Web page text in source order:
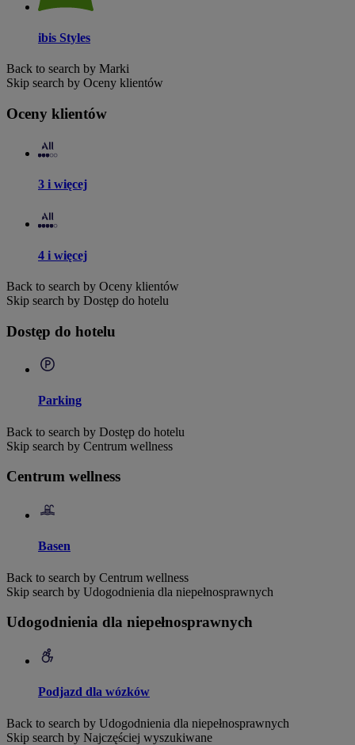
ibis Styles
Back to search by Marki
Skip search by Oceny klientów
Oceny klientów
3 i więcej
4 i więcej
Back to search by Oceny klientów
Skip search by Dostęp do hotelu
Dostęp do hotelu
Parking
Back to search by Dostęp do hotelu
Skip search by Centrum wellness
Centrum wellness
Basen
Back to search by Centrum wellness
Skip search by Udogodnienia dla niepełnosprawnych
Udogodnienia dla niepełnosprawnych
Podjazd dla wózków
Back to search by Udogodnienia dla niepełnosprawnych
Skip search by Najczęściej wyszukiwane